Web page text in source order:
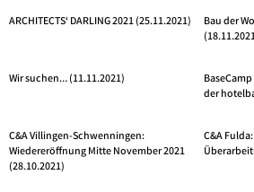
ARCHITECTS‘ DARLING 2021 (25.11.2021)
Bau der
Wir suchen… (11.11.2021)
der
C&A Villingen-Schwenningen:
Wiedereröffnung Mitte November 2021
(28.10.2021)
C&A